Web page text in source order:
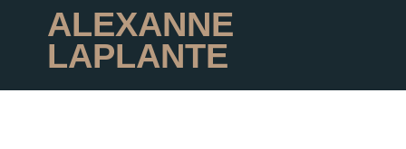
ALEXANNE
LAPLANTE